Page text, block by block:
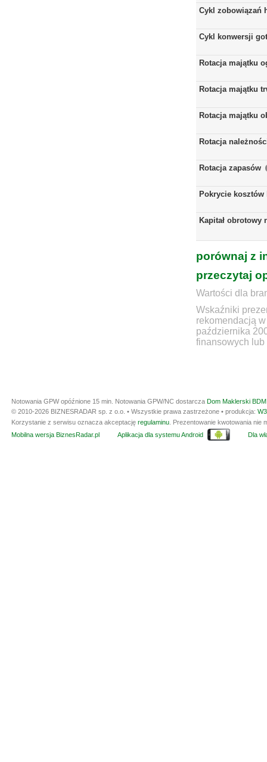
Cykl zobowiązań
Cykl konwersji
Rotacja majątku
Rotacja majątku
Rotacja majątku
Rotacja
Rotacja zapasów
Pokrycie kosztów
Kapitał obrotowy
porównaj z
przeczytaj
Wartości dla
Wskaźniki
rekomendacją
października
finansowych lub
Notowania GPW opóźnione 15 min. Notowania GPW/NC dostarcza Dom Maklerski
© 2010-2026 BIZNESRADAR sp. z o.o. • Wszystkie prawa zastrzeżone • produkcja:
Korzystanie z serwisu oznacza akceptację regulaminu . Prezentowanie kwotowania
Mobilna wersja BiznesRadar.pl
Aplikacja dla systemu Android Dla